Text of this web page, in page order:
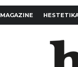
MAGAZINE